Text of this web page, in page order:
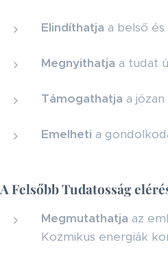
Elindíthatja a belső
Megnyithatja a tudat
Támogathatja a
Emelheti a
A Felsőbb Tudatosság
Megmutathatja az
Kozmikus energiák